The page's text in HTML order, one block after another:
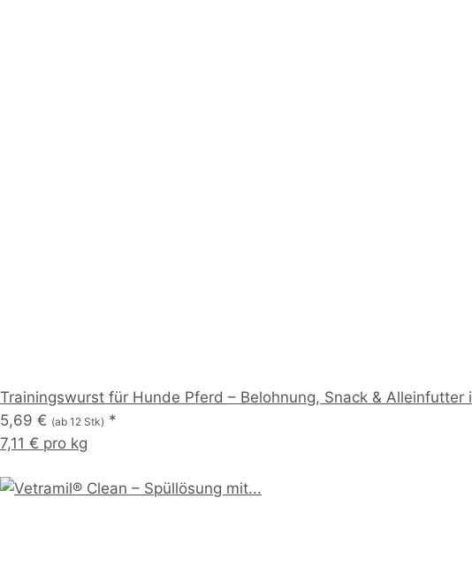
Trainingswurst für Hunde Pferd – Belohnung, Snack & Alleinfutter
5,69 € (ab 12 Stk) *
7,11 € pro kg